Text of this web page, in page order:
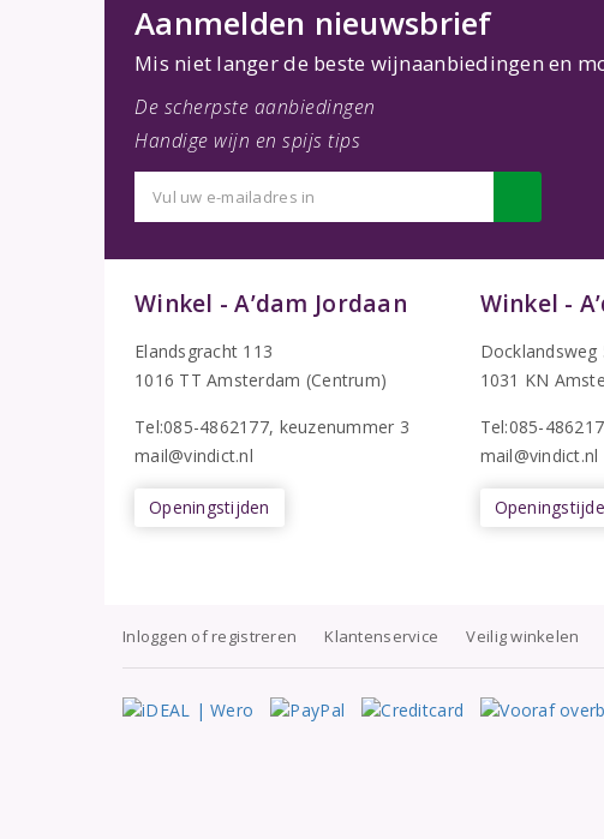
Aanmelden nieuwsbrief
Mis niet langer de beste wijnaanbiedingen en
De scherpste aanbiedingen
Handige wijn en spijs tips
Winkel - A’dam Jordaan
Elandsgracht 113
1016 TT Amsterdam (Centrum)
Tel:085-4862177, keuzenummer 3
mail@vindict.nl
Openingstijden
Winkel -
Docklandsweg
1031 KN
Tel:085-
mail@vindict.nl
Inloggen of registreren Klantenservice Veilig winkelen